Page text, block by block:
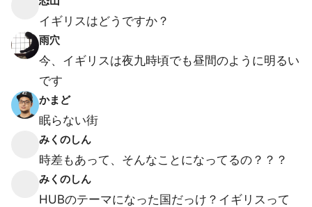
イギリスはどうですか？
雨穴
今、イギリスは夜九時頃でも昼間のように明るい
です
かまど
眠らない街
みくのしん
時差もあって、そんなことになってるの？？？
みくのしん
HUBのテーマになった国だっけ？イギリスって